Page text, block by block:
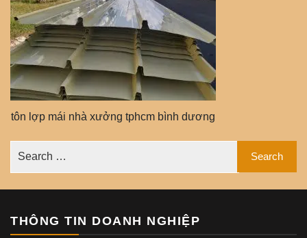
tôn lợp mái nhà xưởng tphcm bình dương
THÔNG TIN DOANH NGHIỆP